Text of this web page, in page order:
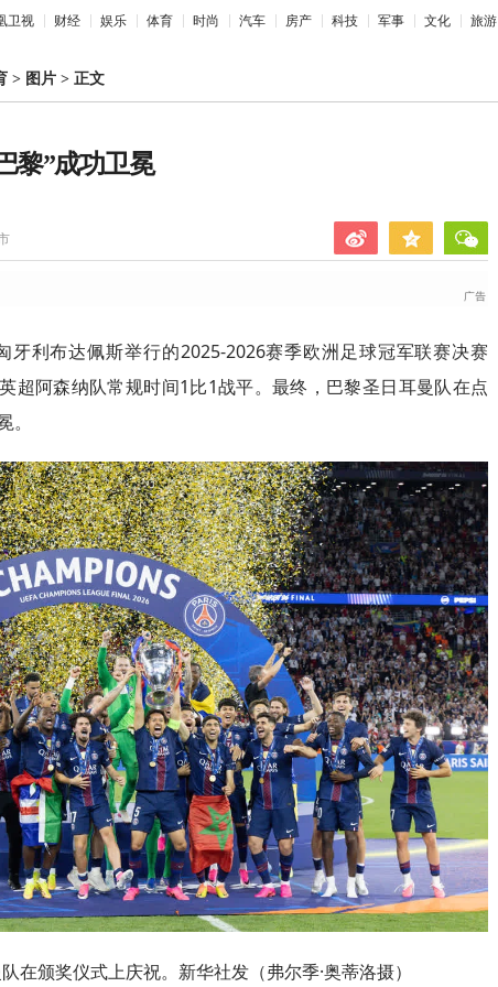
卫视 财经 娱乐 体育 时尚 汽车 房产 科技 军事 文化 旅游
> 图片 > 正文
黎”成功卫冕
牙利布达佩斯举行的2025-2026赛季欧洲足球冠军联赛决赛
超阿森纳队常规时间1比1战平。最终，巴黎圣日耳曼队在点
在颁奖仪式上庆祝。新华社发（弗尔季·奥蒂洛摄）